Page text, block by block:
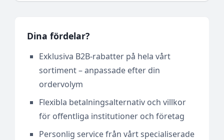
Dina fördelar?
Exklusiva B2B-rabatter på hela vårt
sortiment – anpassade efter din
ordervolym
Flexibla betalningsalternativ och villkor
för offentliga institutioner och företag
Personlig service från vårt specialiserade